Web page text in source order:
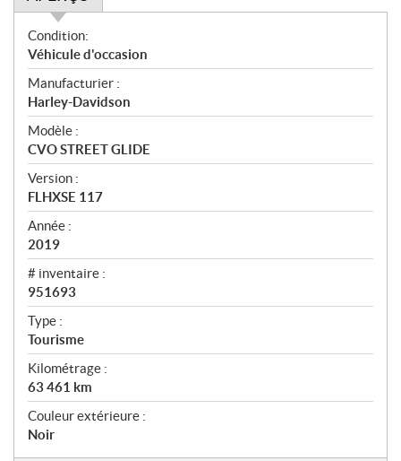
A
p
e
r
ç
u
Condition:
Véhicule d'occasion
Manufacturier :
Harley-Davidson
Modèle :
CVO STREET GLIDE
Version :
FLHXSE 117
Année :
2019
# inventaire :
951693
Type :
Tourisme
Kilométrage :
63 461 km
Couleur extérieure :
Noir